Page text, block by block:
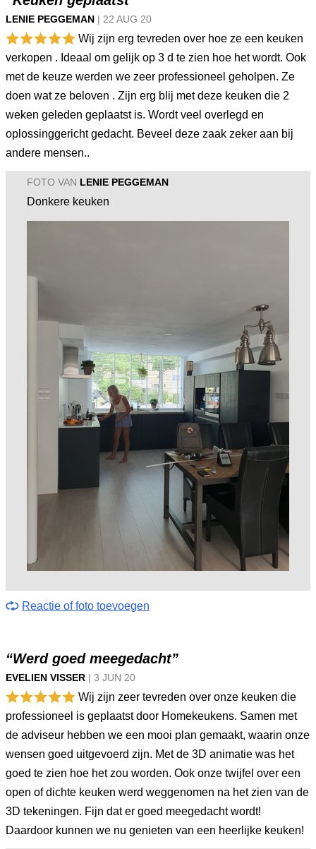
LENIE PEGGEMAN | 22 AUG 20
Wij zijn erg tevreden over hoe ze een keuken
verkopen . Ideaal om gelijk op 3 d te zien hoe het wordt. Ook
met de keuze werden we zeer professioneel geholpen. Ze
doen wat ze beloven . Zijn erg blij met deze keuken die 2
weken geleden geplaatst is. Wordt veel overlegd en
oplossinggericht gedacht. Beveel deze zaak zeker aan bij
andere mensen..
FOTO VAN LENIE PEGGEMAN
Donkere keuken
Reactie of foto toevoegen
“Werd goed meegedacht”
EVELIEN VISSER | 3 JUN 20
Wij zijn zeer tevreden over onze keuken die
professioneel is geplaatst door Homekeukens. Samen met
de adviseur hebben we een mooi plan gemaakt, waarin onze
wensen goed uitgevoerd zijn. Met de 3D animatie was het
goed te zien hoe het zou worden. Ook onze twijfel over een
open of dichte keuken werd weggenomen na het zien van de
3D tekeningen. Fijn dat er goed meegedacht wordt!
Daardoor kunnen we nu genieten van een heerlijke keuken!